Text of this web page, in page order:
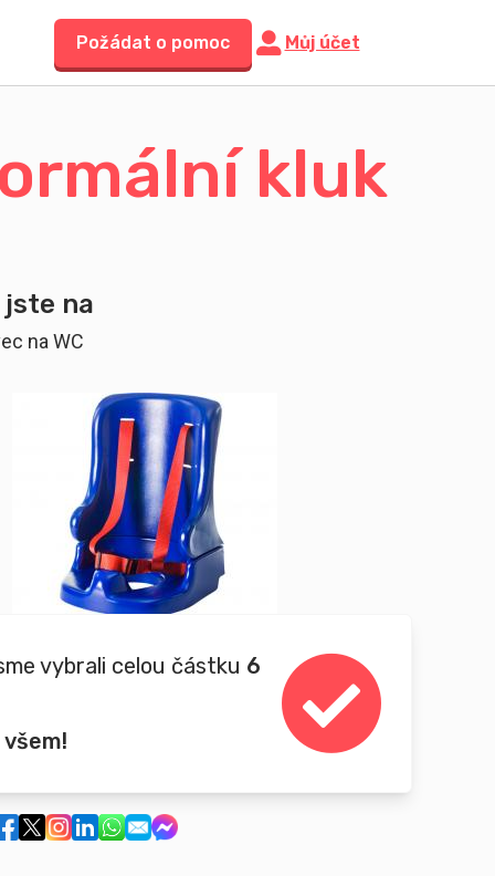
Požádat o pomoc Můj účet
kluk
na
na WC
vybrali celou částku 6